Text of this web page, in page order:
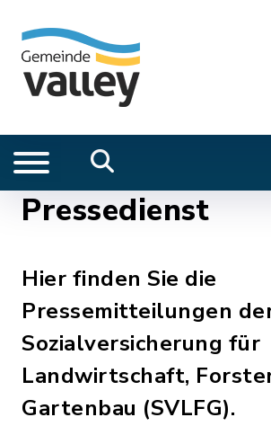
Pressedienst
Hier finden Sie die
Pressemitteilungen
Sozialversicherung für
Landwirtschaft,
Gartenbau (SVLFG).